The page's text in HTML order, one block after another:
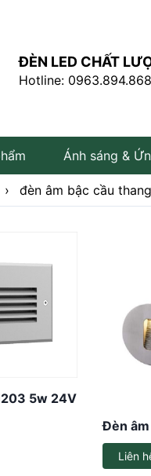
ĐÈN LED CHẤT
Hotline: 0963.894.868
tuýp LED
đèn LED
LED ốp trần
Ánh sáng &
› đèn âm bậc cầu thang
5w 24V
Đèn
Liên